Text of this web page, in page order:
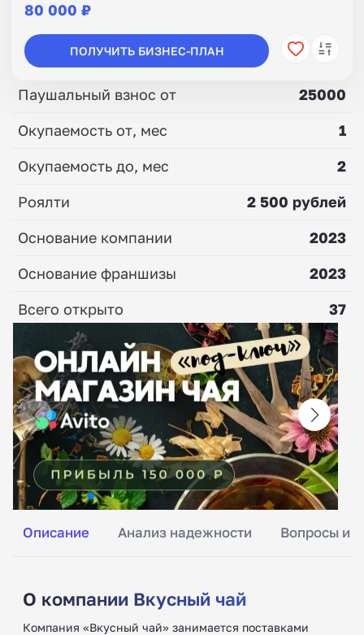
Описание Анализ надежности Вопросы и
О компании Вкусный чай
Компания «Вкусный чай» занимается поставками
80 000 ₽
ПОЛУЧИТЬ БИЗНЕС-ПЛАН
Паушальный взнос от
25000
Окупаемость от, мес
1
Окупаемость до, мес
2
Роялти
2 500 рублей
Основание компании
2023
Основание франшизы
2023
Всего открыто
37